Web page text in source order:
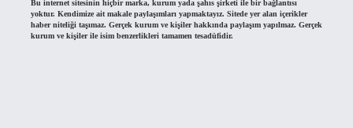
Bu internet sitesinin hiçbir marka, kurum yada şahıs şirketi ile bir bağlantısı
yoktur. Kendimize ait makale paylaşımları yapmaktayız. Sitede yer alan içerikler
haber niteliği taşımaz. Gerçek kurum ve kişiler hakkında paylaşım yapılmaz. Gerçek
kurum ve kişiler ile isim benzerlikleri tamamen tesadüfidir.